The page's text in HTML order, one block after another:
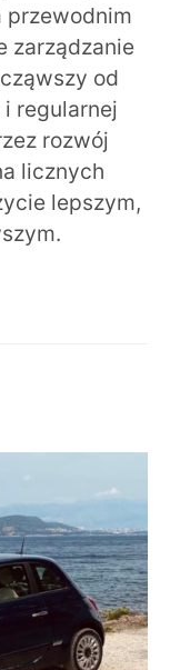
zarządzanie
od
regularnej
rozwój
licznych
lepszym,